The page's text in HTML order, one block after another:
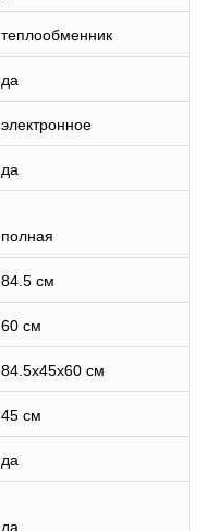
теплообменник
да
электронное
да
полная
84.5 см
60 см
84.5x45x60 см
45 см
да
да